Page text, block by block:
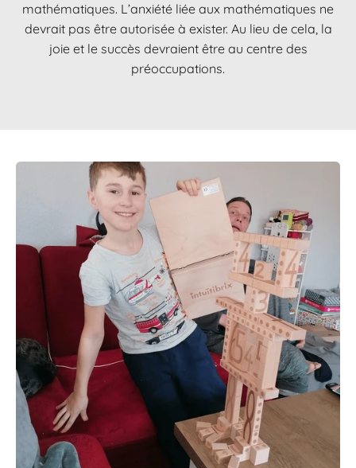
mathématiques. L’anxiété liée aux mathématiques ne
devrait pas être autorisée à exister. Au lieu de cela, la
joie et le succès devraient être au centre des
préoccupations.